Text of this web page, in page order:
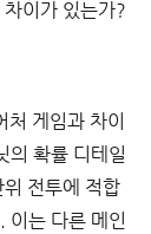
이가 있는가?
처 게임과 차이
의 확률 디테일
전투에 적합
. 이는 다른 메인